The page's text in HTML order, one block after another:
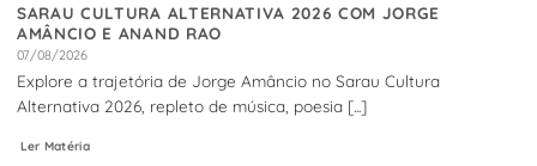
SARAU CULTURA ALTERNATIVA 2026 COM JORGE
AMÂNCIO E ANAND RAO
07/08/2026
Explore a trajetória de Jorge Amâncio no Sarau Cultura
Alternativa 2026, repleto de música, poesia [...]
Ler Matéria